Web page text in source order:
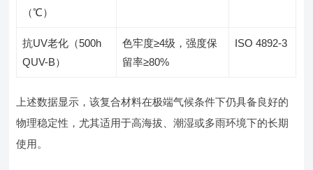
（℃）
抗UV老化（500h
QUV-B）
色牢度≥4级，强度保
留率≥80%
ISO 4892-3
上述数据显示，该复合材料在极端气候条件下仍具备良好的
物理稳定性，尤其适用于高海拔、潮湿或多雨环境下的长期
使用。